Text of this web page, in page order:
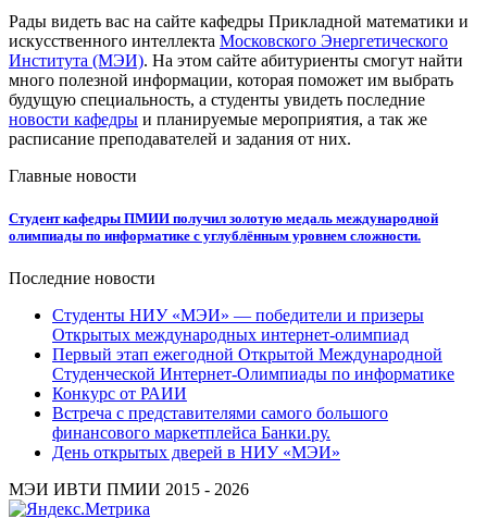
Рады видеть вас на сайте кафедры Прикладной математики и
искусственного интеллекта Московского Энергетического
Института (МЭИ). На этом сайте абитуриенты смогут найти
много полезной информации, которая поможет им выбрать
будущую специальность, а студенты увидеть последние
новости кафедры и планируемые мероприятия, а так же
расписание преподавателей и задания от них.
Главные новости
Студент кафедры ПМИИ получил золотую медаль международной
олимпиады по информатике с углублённым уровнем сложности.
Последние новости
Студенты НИУ «МЭИ» — победители и призеры
Открытых международных интернет-олимпиад
Первый этап ежегодной Открытой Международной
Студенческой Интернет-Олимпиады по информатике
Конкурс от РАИИ
Встреча с представителями самого большого
финансового маркетплейса Банки.ру.
День открытых дверей в НИУ «МЭИ»
МЭИ ИВТИ ПМИИ 2015 - 2026